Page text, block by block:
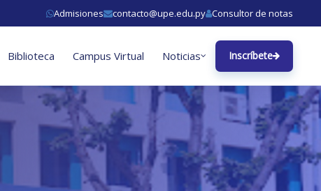
Admisiones contacto@upe.edu.py Consultor de notas
Biblioteca Campus Virtual Noticias Inscríbete